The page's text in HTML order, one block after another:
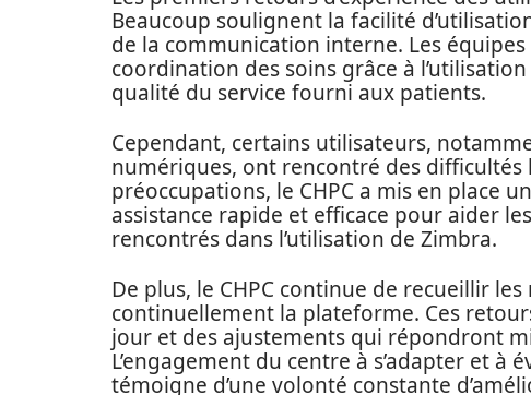
Beaucoup soulignent la facilité
de la communication interne. Les
coordination des soins grâce à
qualité du service fourni aux patients.
Cependant, certains utilisateurs,
numériques, ont rencontré des difficultés
préoccupations, le CHPC a mis en place
assistance rapide et efficace pour aider
rencontrés dans l’utilisation de Zimbra.
De plus, le CHPC continue de recueillir
continuellement la plateforme. Ces
jour et des ajustements qui répondront
L’engagement du centre à s’adapter et à
témoigne d’une volonté constante